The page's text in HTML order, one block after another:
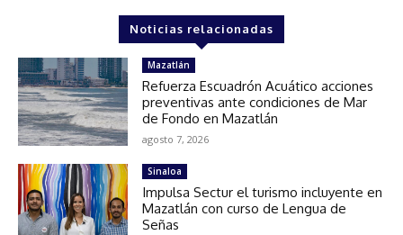
Noticias relacionadas
Mazatlán
Refuerza Escuadrón Acuático acciones
preventivas ante condiciones de Mar
de Fondo en Mazatlán
agosto 7, 2026
Sinaloa
Impulsa Sectur el turismo incluyente en
Mazatlán con curso de Lengua de
Señas